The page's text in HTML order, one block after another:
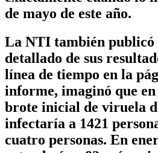
de mayo de este año.
La NTI también
detallado de sus
línea de tiempo en la
informe, imaginó que en
brote inicial de viruela
infectaría a 1421
cuatro personas. En